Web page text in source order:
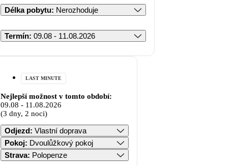
Délka pobytu: Nerozhoduje
Termín: 09.08 - 11.08.2026
LAST MINUTE
Nejlepší možnost v tomto období:
09.08 - 11.08.2026
(3 dny, 2 noci)
Odjezd: Vlastní doprava
Pokoj: Dvoulůžkový pokoj
Strava: Polopenze